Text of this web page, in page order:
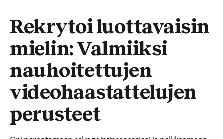
Rekrytoi luottavaisin
mielin: Valmiiksi
nauhoitettujen
videohaastattelujen
perusteet